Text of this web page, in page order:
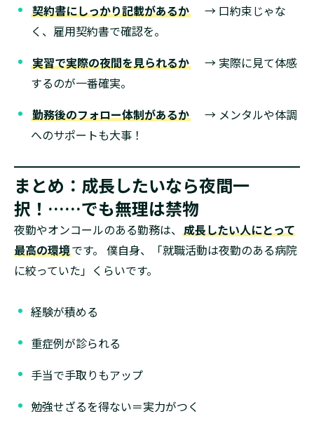
契約書にしっかり記載があるか → 口約束じゃな
く、雇用契約書で確認を。
実習で実際の夜間を見られるか → 実際に見て体感
するのが一番確実。
勤務後のフォロー体制があるか → メンタルや体調
へのサポートも大事！
まとめ：成長したいなら夜間一
択！……でも無理は禁物
夜勤やオンコールのある勤務は、 成長したい人にとって
最高の環境です。 僕自身、「就職活動は夜勤のある病院
に絞っていた」くらいです。
経験が積める
重症例が診られる
手当で手取りもアップ
勉強せざるを得ない＝実力がつく